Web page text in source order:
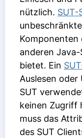
nützlich. SUT-
Komponenten
anderen
bietet. Ein
Auslesen
SUT
keinen Zugriff
muss das
des SUT